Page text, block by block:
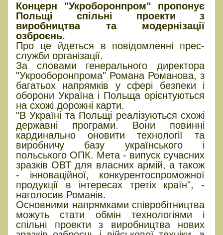
Концерн "Укроборонпром" пропонує
Польщі спільні проекти з
виробництва та модернізації
озброєнь.
Про це йдеться в повідомленні прес-
служби організації.
За словами генерального директора
"Укрооборонпрома" Романа Романова, з
багатьох напрямків у сфері безпеки і
оборони Україна і Польща орієнтуються
на схожі дорожні карти.
"В Україні та Польщі реалізуються схожі
державні програми. Вони повинні
кардинально оновити технології та
виробничу базу українського і
польського ОПК. Мета - випуск сучасних
зразків ОВТ для власних армій, а також
- інноваційної, конкурентоспроможної
продукції в інтересах третіх країн", -
наголосив Романів.
Основними напрямками співробітництва
можуть стати обмін технологіями і
спільні проекти з виробництва нових